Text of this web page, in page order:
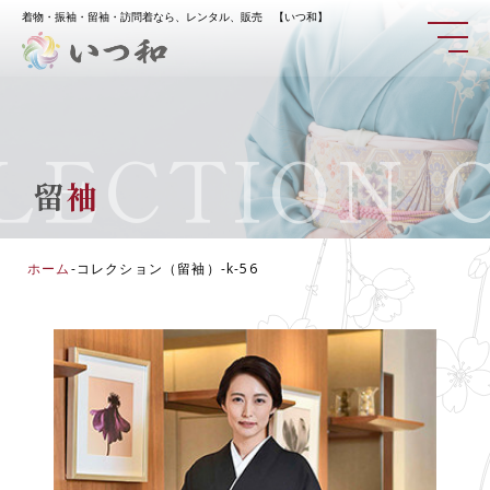
着物・振袖・留袖・訪問着なら、レンタル、販売 【いつ和】
留袖
ホーム-コレクション（留袖） -k-56